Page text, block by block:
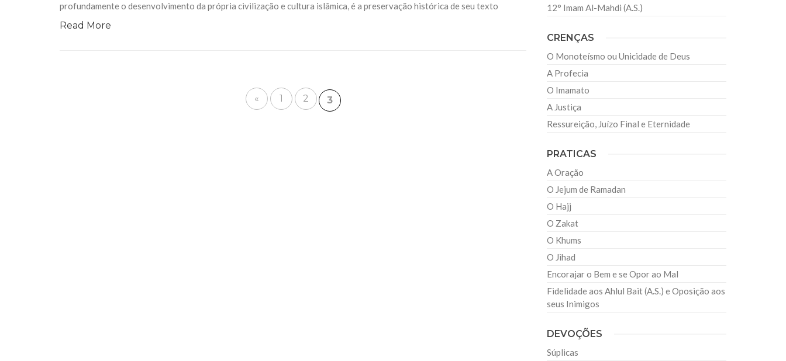
profundamente o desenvolvimento da própria civilização e cultura islâmica, é a preservação histórica de seu texto
Read More
« 1 2 3
12° Imam Al-Mahdi (A.S.)
CRENÇAS
O Monoteísmo ou Unicidade de Deus
A Profecia
O Imamato
A Justiça
Ressureição, Juízo Final e Eternidade
PRATICAS
A Oração
O Jejum de Ramadan
O Hajj
O Zakat
O Khums
O Jihad
Encorajar o Bem e se Opor ao Mal
Fidelidade aos Ahlul Bait (A.S.) e Oposição aos
seus Inimigos
DEVOÇÕES
Súplicas